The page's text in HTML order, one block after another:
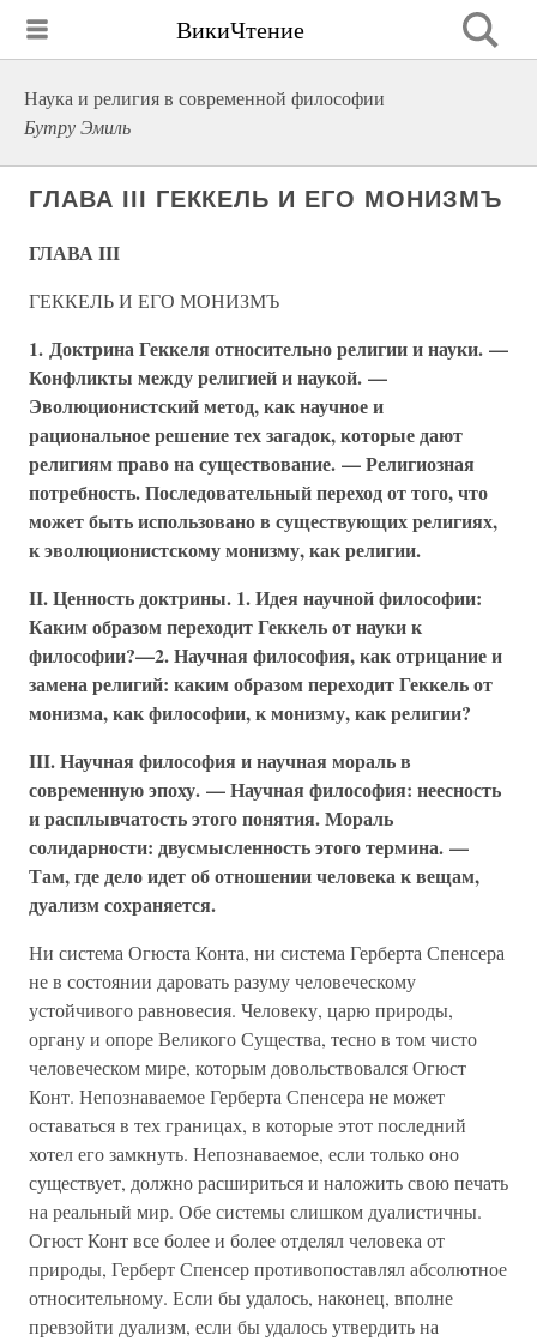
ВикиЧтение
Наука и религия в современной философии
Бутру Эмиль
ГЛАВА III ГЕККЕЛЬ И ЕГО МОНИЗМЪ
ГЛАВА III
ГЕККЕЛЬ И ЕГО МОНИЗМЪ
1. Доктрина Геккеля относительно религии и науки. —
Конфликты между религией и наукой. —
Эволюционистский метод, как научное и
рациональное решение тех загадок, которые дают
религиям право на существование. — Религиозная
потребность. Последовательный переход от того, что
может быть использовано в существующих религиях,
к эволюционистскому монизму, как религии.
II. Ценность доктрины. 1. Идея научной философии:
Каким образом переходит Геккель от науки к
философии?—2. Научная философия, как отрицание и
замена религий: каким образом переходит Геккель от
монизма, как философии, к монизму, как религии?
III. Научная философия и научная мораль в
современную эпоху. — Научная философия: неесность
и расплывчатость этого понятия. Мораль
солидарности: двусмысленность этого термина. —
Там, где дело идет об отношении человека к вещам,
дуализм сохраняется.
Ни система Огюста Конта, ни система Герберта Спенсера
не в состоянии даровать разуму человеческому
устойчивого равновесия. Человеку, царю природы,
органу и опоре Великого Существа, тесно в том чисто
человеческом мире, которым довольствовался Огюст
Конт. Непознаваемое Герберта Спенсера не может
оставаться в тех границах, в которые этот последний
хотел его замкнуть. Непознаваемое, если только оно
существует, должно расшириться и наложить свою печать
на реальный мир. Обе системы слишком дуалистичны.
Огюст Конт все более и более отделял человека от
природы, Герберт Спенсер противопоставлял абсолютное
относительному. Если бы удалось, наконец, вполне
превзойти дуализм, если бы удалось утвердить на